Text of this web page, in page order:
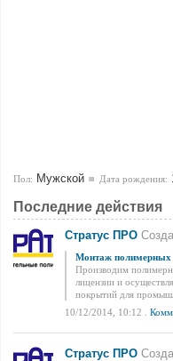
Пол: Мужской Дата рождения:
Последние действия
Стратус ПРО
Монтаж полимерных
Производим
лицензии и
покрытий для
10/12/2014, 10:12
Стратус ПРО